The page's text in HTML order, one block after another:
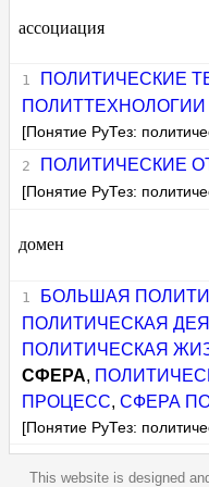
ассоциация
ПОЛИТИЧЕСКИЕ
ПОЛИТТЕХНОЛОГИИ
[Понятие РуТез:
ПОЛИТИЧЕСКИЕ
[Понятие РуТез:
домен
БОЛЬШАЯ
ПОЛИТИЧЕСКАЯ
ПОЛИТИЧЕСКАЯ
СФЕРА,
ПРОЦЕСС,СФЕРА
[Понятие РуТез:
This website is designed